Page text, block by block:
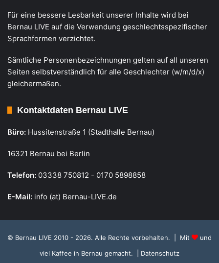
Für eine bessere Lesbarkeit unserer Inhalte wird bei
Bernau LIVE auf die Verwendung geschlechtsspezifischer
Sprachformen verzichtet.
Sämtliche Personenbezeichnungen gelten auf all unseren
Seiten selbstverständlich für alle Geschlechter (w/m/d/x)
gleichermaßen.
Kontaktdaten Bernau LIVE
Büro: Hussitenstraße 1 (Stadthalle Bernau)
16321 Bernau bei Berlin
Telefon: 03338 750812 - 0170 5898858
E-Mail: info (at) Bernau-LIVE.de
© Bernau LIVE 2010 - 2026. Alle Rechte vorbehalten. | Mit
und
viel Kaffee in Bernau gemacht.
| Datenschutz